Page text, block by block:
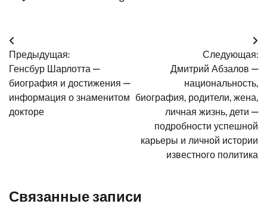
Навигация
по
записям
Предыдущая:
Генсбур Шарлотта —
биография и достижения —
информация о знаменитом
докторе
Следующая:
Дмитрий Абзалов —
национальность,
биография, родители, жена,
личная жизнь, дети —
подробности успешной
карьеры и личной истории
известного политика
Связанные записи